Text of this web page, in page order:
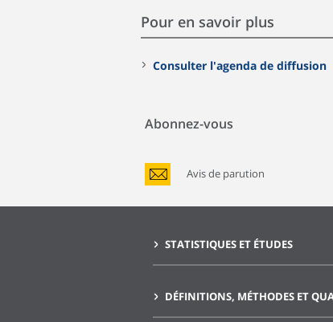
Pour en savoir plus
Consulter l'agenda de diffusion
Abonnez-vous
Avis de parution
STATISTIQUES ET ÉTUDES
DÉFINITIONS, MÉTHODES ET